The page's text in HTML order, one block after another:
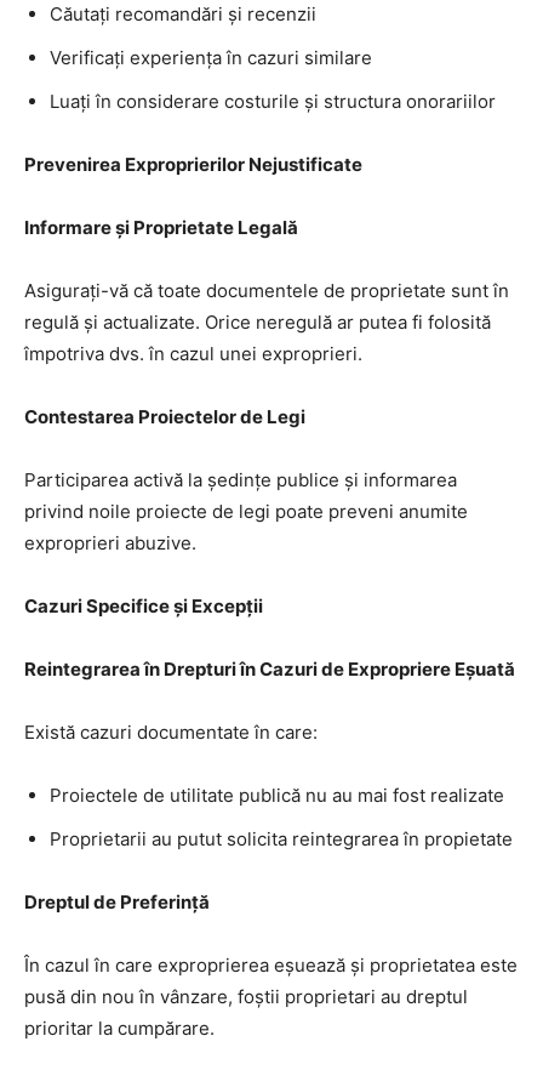
Căutați recomandări și recenzii
Verificați experiența în cazuri similare
Luați în considerare costurile și structura onorariilor
Prevenirea Exproprierilor Nejustificate
Informare și Proprietate Legală
Asigurați-vă că toate documentele de proprietate sunt în
regulă și actualizate. Orice neregulă ar putea fi folosită
împotriva dvs. în cazul unei exproprieri.
Contestarea Proiectelor de Legi
Participarea activă la ședințe publice și informarea
privind noile proiecte de legi poate preveni anumite
exproprieri abuzive.
Cazuri Specifice și Excepții
Reintegrarea în Drepturi în Cazuri de Expropriere Eșuată
Există cazuri documentate în care:
Proiectele de utilitate publică nu au mai fost realizate
Proprietarii au putut solicita reintegrarea în propietate
Dreptul de Preferință
În cazul în care exproprierea eșuează și proprietatea este
pusă din nou în vânzare, foștii proprietari au dreptul
prioritar la cumpărare.